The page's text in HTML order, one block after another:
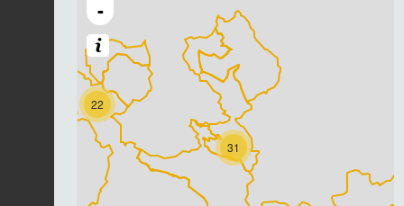
22
31
-